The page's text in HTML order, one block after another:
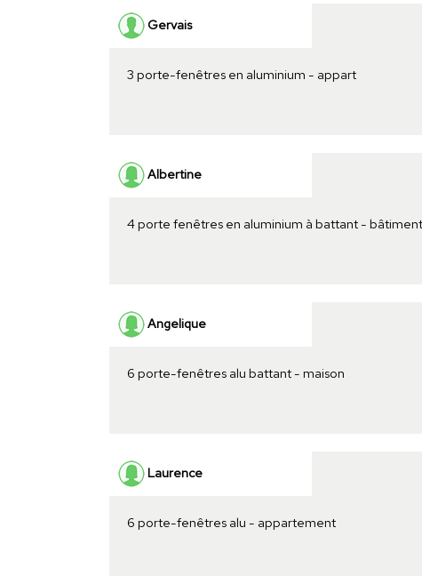
Gervais
3 porte-fenêtres en aluminium - appart
Albertine
4 porte fenêtres en aluminium à battant - bâtiment
Angelique
6 porte-fenêtres alu battant - maison
Laurence
6 porte-fenêtres alu - appartement